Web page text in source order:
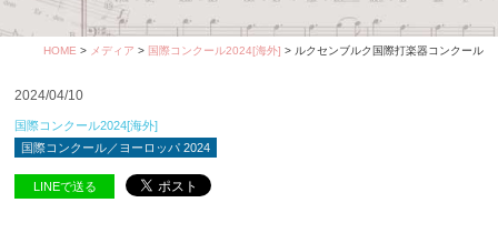
HOME > メディア > 国際コンクール2024[海外] > ルクセンブルク国際打楽器コンクール
2024/04/10
国際コンクール2024[海外]
国際コンクール／ヨーロッパ 2024
LINEで送る